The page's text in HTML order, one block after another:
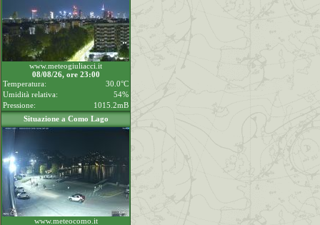
www.meteogiuliacci.it
08/08/26, ore 23:00
Temperatura:
30.0°C
Umidità relativa:
54%
Pressione:
1015.2mB
Situazione a Como Lago
www.meteocomo.it